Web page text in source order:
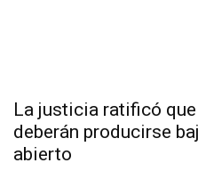
La justicia ratificó
deberán producirse
abierto